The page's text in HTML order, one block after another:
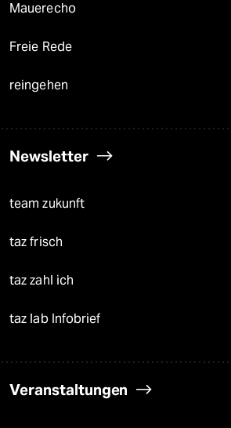
Mauerecho
Freie Rede
reingehen
Newsletter
team zukunft
taz frisch
taz zahl ich
taz lab Infobrief
Veranstaltungen